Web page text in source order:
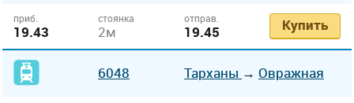
приб.
19.43
стоянка
2м
отправ.
19.45 Купить
6048 Тарханы → Овражная